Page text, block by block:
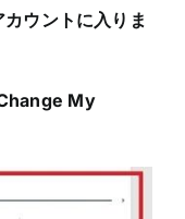
ウントに入りま
My